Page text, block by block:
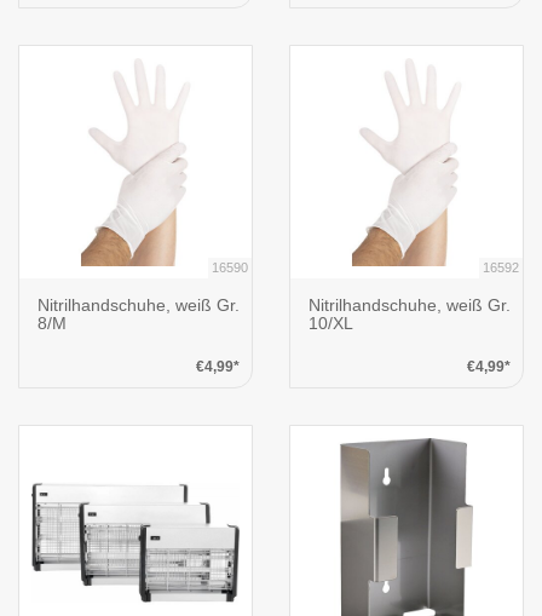
16590
Nitrilhandschuhe, weiß Gr.
8/M
€4,99*
16592
Nitrilhandschuhe, weiß Gr.
10/XL
€4,99*